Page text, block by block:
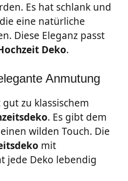
Es hat schlank und
eine natürliche
Diese Eleganz passt
Deko.
Anmutung
zu klassischem
. Es gibt dem
wilden Touch. Die
mit
jede Deko lebendig